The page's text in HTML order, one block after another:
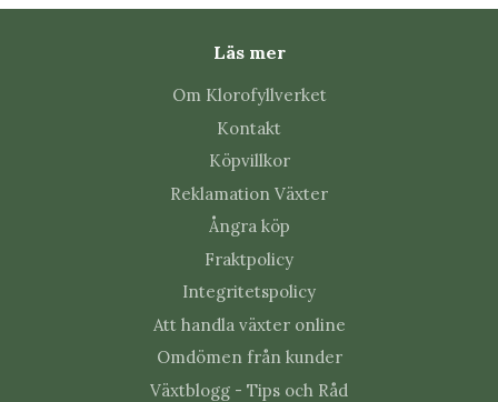
Läs mer
Om Klorofyllverket
Kontakt
Köpvillkor
Reklamation Växter
Ångra köp
Fraktpolicy
Integritetspolicy
Att handla växter online
Omdömen från kunder
Växtblogg - Tips och Råd